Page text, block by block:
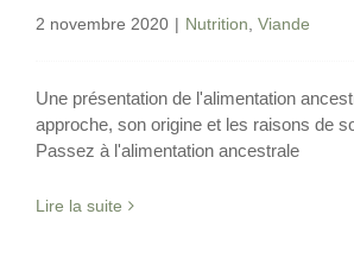
2 novembre 2020 | Nutrition, Viande
Une présentation de l'alimentation
approche, son origine et les raisons de
Passez à l'alimentation ancestrale
Lire la suite